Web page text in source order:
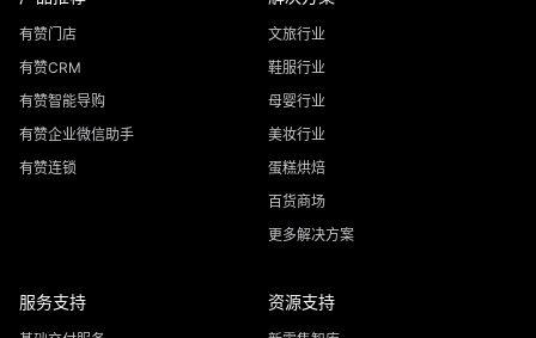
有赞门店
有赞CRM
有赞智能导购
有赞企业微信助手
有赞连锁
文旅行业
鞋服行业
母婴行业
美妆行业
蛋糕烘焙
百货商场
更多解决方案
服务支持 资源支持